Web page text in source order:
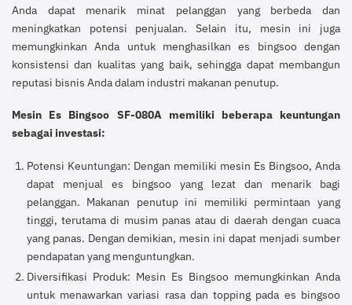
Anda dapat menarik minat pelanggan yang berbeda dan
meningkatkan potensi penjualan. Selain itu, mesin ini juga
memungkinkan Anda untuk menghasilkan es bingsoo dengan
konsistensi dan kualitas yang baik, sehingga dapat membangun
reputasi bisnis Anda dalam industri makanan penutup.
Mesin Es Bingsoo SF-080A memiliki beberapa keuntungan
sebagai investasi:
Potensi Keuntungan: Dengan memiliki mesin Es Bingsoo, Anda
dapat menjual es bingsoo yang lezat dan menarik bagi
pelanggan. Makanan penutup ini memiliki permintaan yang
tinggi, terutama di musim panas atau di daerah dengan cuaca
yang panas. Dengan demikian, mesin ini dapat menjadi sumber
pendapatan yang menguntungkan.
Diversifikasi Produk: Mesin Es Bingsoo memungkinkan Anda
untuk menawarkan variasi rasa dan topping pada es bingsoo